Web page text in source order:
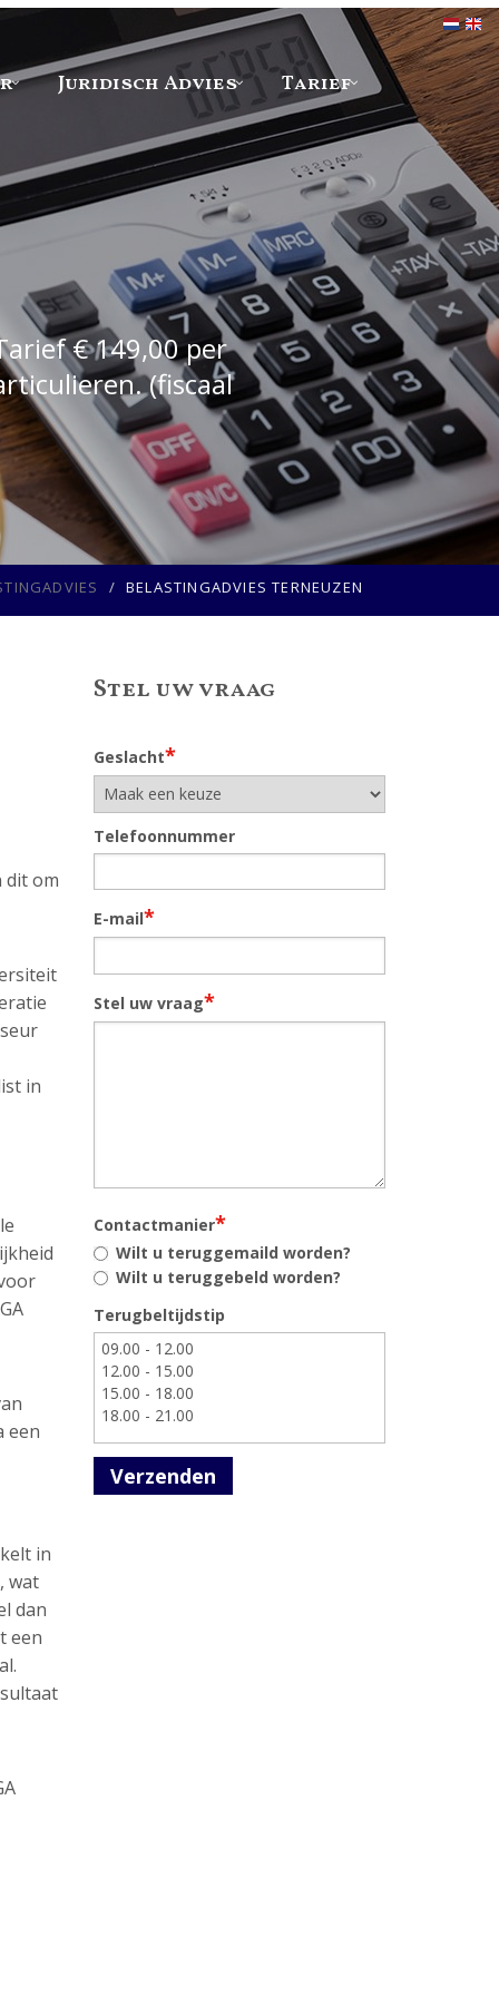
Juridisch Advies
Tarief
€ 149,00 per
(fiscaal
BELASTINGADVIES TERNEUZEN
dit om
in
een
in
wat
dan
een
Stel uw vraag
Geslacht*
Telefoonnummer
E-mail*
Stel uw vraag*
Contactmanier*
Wilt u teruggemaild worden?
Wilt u teruggebeld worden?
Terugbeltijdstip
Verzenden